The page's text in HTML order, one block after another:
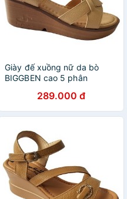
Giày đế xuồng nữ da bò
BIGGBEN cao 5 phân
289.000 đ